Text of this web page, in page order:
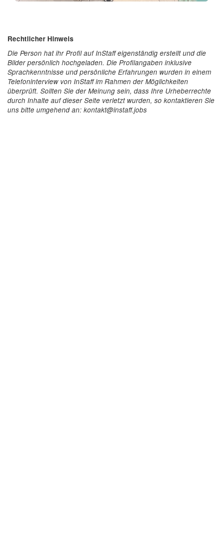
Rechtlicher Hinweis
Die Person hat ihr Profil auf InStaff eigenständig erstellt und die
Bilder persönlich hochgeladen. Die Profilangaben inklusive
Sprachkenntnisse und persönliche Erfahrungen wurden in einem
Telefoninterview von InStaff im Rahmen der Möglichkeiten
überprüft. Sollten Sie der Meinung sein, dass Ihre Urheberrechte
durch Inhalte auf dieser Seite verletzt wurden, so kontaktieren Sie
uns bitte umgehend an: kontakt@instaff.jobs